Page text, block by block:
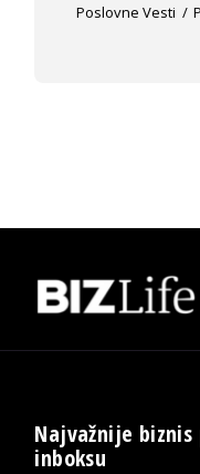
Poslovne Vesti
Najvažnije biznis
inboksu